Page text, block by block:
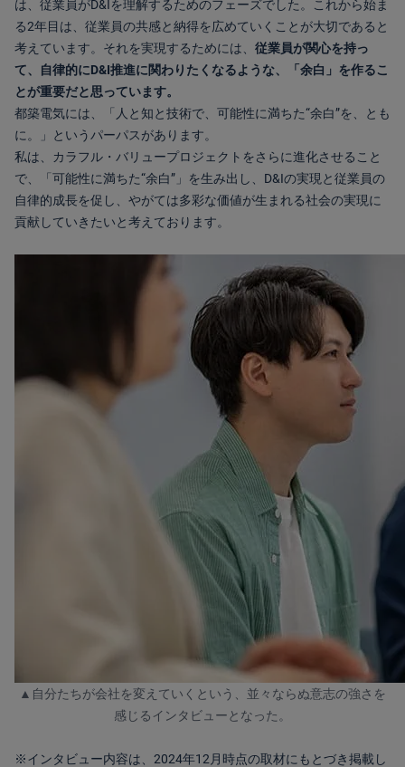
は、従業員がD&Iを理解するためのフェーズでした。これから始ま
る2年目は、従業員の共感と納得を広めていくことが大切であると
考えています。それを実現するためには、 従業員が関心を持っ
て、自律的にD&I推進に関わりたくなるような、「余白」を作るこ
とが重要だと思っています。
都築電気には、「人と知と技術で、可能性に満ちた“余白”を、とも
に。」というパーパスがあります。
私は、カラフル・バリュープロジェクトをさらに進化させること
で、「可能性に満ちた“余白”」を生み出し、D&Iの実現と従業員の
自律的成長を促し、やがては多彩な価値が生まれる社会の実現に
貢献していきたいと考えております。
▲自分たちが会社を変えていくという、並々ならぬ意志の強さを
感じるインタビューとなった。
※インタビュー内容は、2024年12月時点の取材にもとづき掲載し